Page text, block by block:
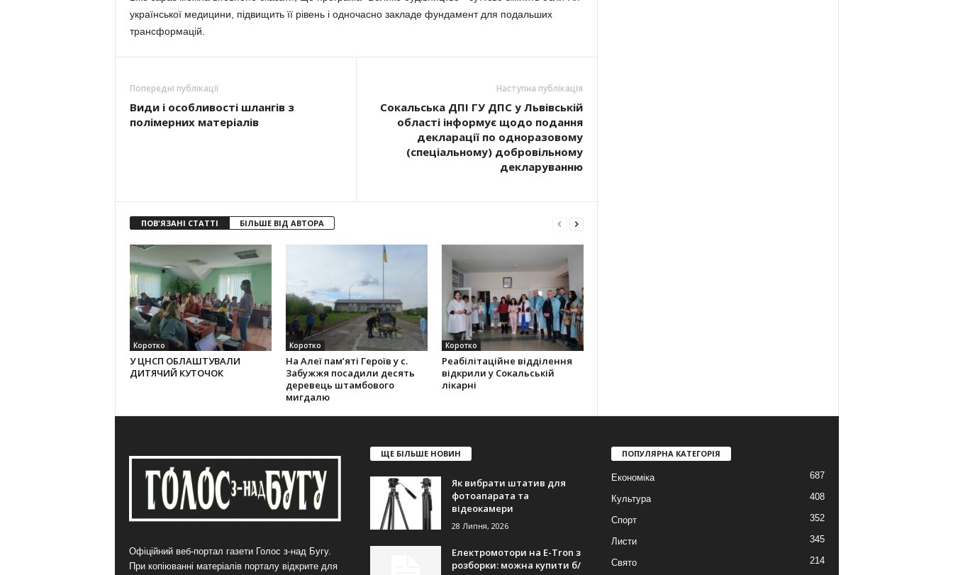
української медицини, підвищить її рівень і одночасно закладе фундамент для подальших
трансформацій.
Попередні публікації
Види і особливості шлангів з
полімерних матеріалів
Наступна публікація
Сокальська ДПІ ГУ ДПС у Львівській
області інформує щодо подання
декларації по одноразовому
(спеціальному) добровільному
декларуванню
ПОВ'ЯЗАНІ СТАТТІ БІЛЬШЕ ВІД АВТОРА
Коротко
У ЦНСП ОБЛАШТУВАЛИ
ДИТЯЧИЙ КУТОЧОК
Коротко
На Алеї па­м’яті Героїв у с.
Забужжя поса­дили десять
деревець штамбо­вого
мигдалю
Коротко
Реабілітаційне відділення
відкрили у Сокальській
лікарні
Офіційний веб-портал газети Голос з-над Бугу.
При копіюванні матеріалів порталу відкрите для
ЩЕ БІЛЬШЕ НОВИН
Як вибрати штатив для
фотоапарата та
відеокамери
28 Липня, 2026
Електромотори на E-Tron з
розборки: можна купити б/
ПОПУЛЯРНА КАТЕГОРІЯ
Економіка 687
Культура 408
Спорт 352
Листи 345
Свято 214